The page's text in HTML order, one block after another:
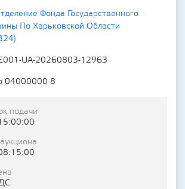
Фонда Государственного
По Харьковской Области
UA-20260803-12963
04000000-8
подачи